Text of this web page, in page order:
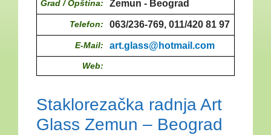
Grad / Opština: Zemun - Beograd
Telefon: 063/236-769, 011/420 81 97
E-Mail: art.glass@hotmail.com
Web:
Staklorezačka radnja Art
Glass Zemun – Beograd